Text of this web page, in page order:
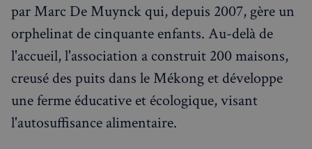
par Marc De Muynck qui, depuis 2007, gère un
orphelinat de cinquante enfants. Au-delà de
l'accueil, l'association a construit 200 maisons,
creusé des puits dans le Mékong et développe
une ferme éducative et écologique, visant
l'autosuffisance alimentaire.